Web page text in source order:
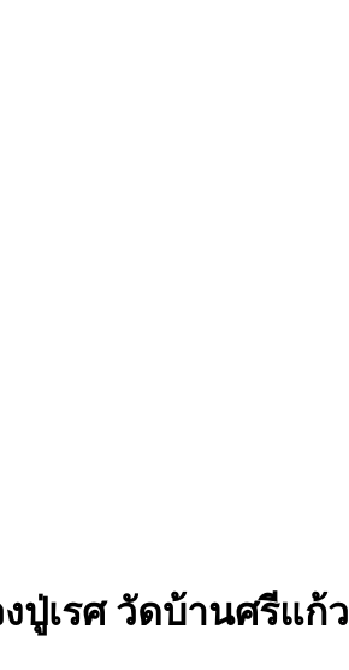
ปู่เรศ วัดบ้านศรีแก้ว